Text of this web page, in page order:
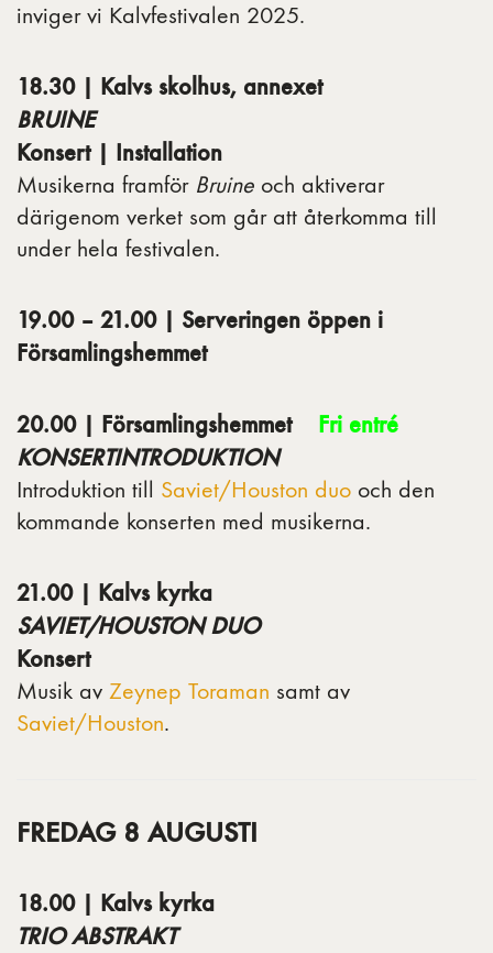
inviger vi Kalvfestivalen 2025.
18.30 | Kalvs skolhus, annexet
BRUINE
Konsert | Installation
Musikerna framför Bruine och aktiverar
därigenom verket som går att återkomma till
under hela festivalen.
19.00 – 21.00 | Serveringen öppen i
Församlingshemmet
20.00 | Församlingshemmet Fri entré
KONSERTINTRODUKTION
Introduktion till Saviet/Houston duo och den
kommande konserten med musikerna.
21.00 | Kalvs kyrka
SAVIET/HOUSTON DUO
Konsert
Musik av Zeynep Toraman samt av
Saviet/Houston.
FREDAG 8 AUGUSTI
18.00 | Kalvs kyrka
TRIO ABSTRAKT